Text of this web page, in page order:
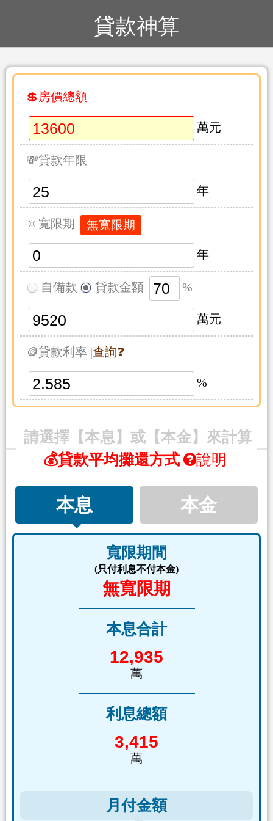
貸款神算
💲房價總額
萬元
💸貸款年限
年
🔅寬限期
年
自備款 貸款金額 %
萬元
🪙貸款利率 |查詢❓
%
請選擇【本息】或【本金】來計算
💰貸款平均攤還方式
說明
本息 本金
寬限期間
(只付利息不付本金)
無寬限期
本息合計
12,935
萬
利息總額
3,415
萬
月付金額